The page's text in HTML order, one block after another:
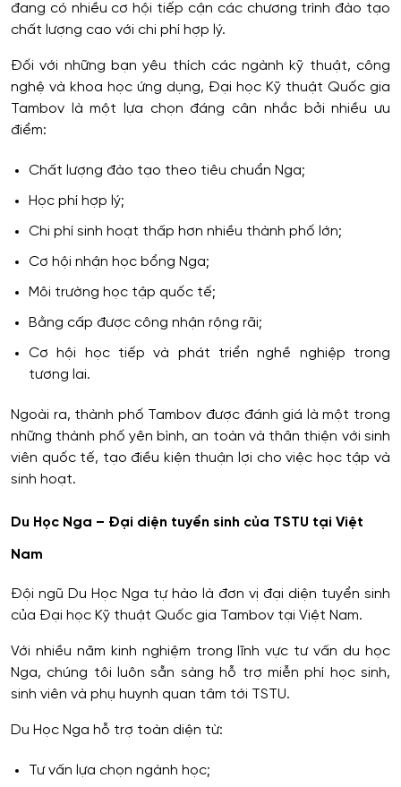
đang có nhiều cơ hội tiếp cận các chương trình đào tạo
chất lượng cao với chi phí hợp lý.
Đối với những bạn yêu thích các ngành kỹ thuật, công
nghệ và khoa học ứng dụng, Đại học Kỹ thuật Quốc gia
Tambov là một lựa chọn đáng cân nhắc bởi nhiều ưu
điểm:
Chất lượng đào tạo theo tiêu chuẩn Nga;
Học phí hợp lý;
Chi phí sinh hoạt thấp hơn nhiều thành phố lớn;
Cơ hội nhận học bổng Nga;
Môi trường học tập quốc tế;
Bằng cấp được công nhận rộng rãi;
Cơ hội học tiếp và phát triển nghề nghiệp trong
tương lai.
Ngoài ra, thành phố Tambov được đánh giá là một trong
những thành phố yên bình, an toàn và thân thiện với sinh
viên quốc tế, tạo điều kiện thuận lợi cho việc học tập và
sinh hoạt.
Du Học Nga – Đại diện tuyển sinh của TSTU tại Việt
Nam
Đội ngũ Du Học Nga tự hào là đơn vị đại diện tuyển sinh
của Đại học Kỹ thuật Quốc gia Tambov tại Việt Nam.
Với nhiều năm kinh nghiệm trong lĩnh vực tư vấn du học
Nga, chúng tôi luôn sẵn sàng hỗ trợ miễn phí học sinh,
sinh viên và phụ huynh quan tâm tới TSTU.
Du Học Nga hỗ trợ toàn diện từ:
Tư vấn lựa chọn ngành học;